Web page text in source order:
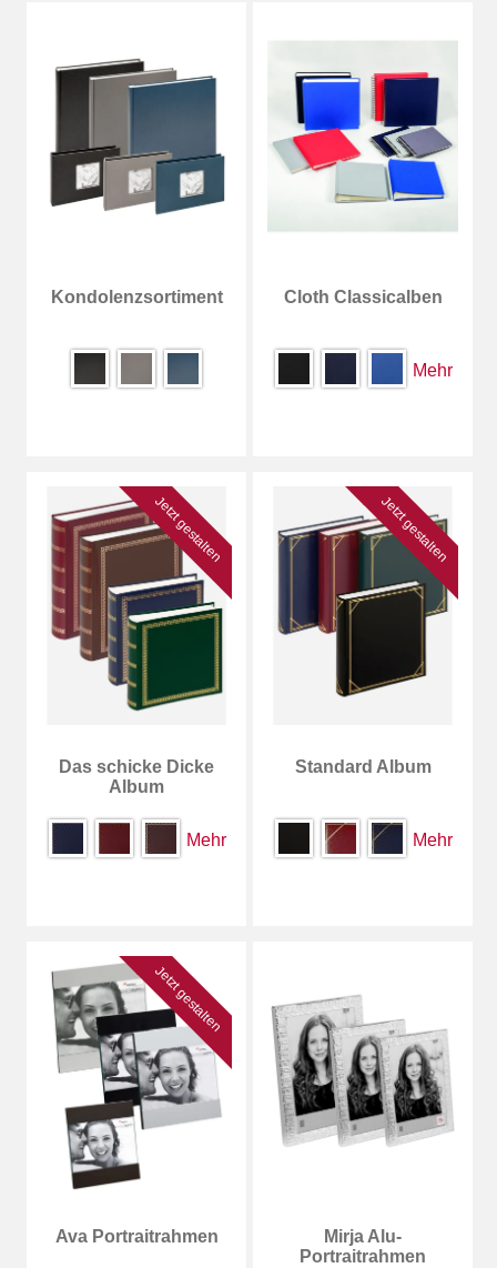
Kondolenzsortiment Cloth Classicalben
Mehr
Jetzt gestalten
Das schicke Dicke
Album
Mehr
Jetzt gestalten
Standard Album
Mehr
Jetzt gestalten
Ava Portraitrahmen
Mirja Alu-
Portraitrahmen